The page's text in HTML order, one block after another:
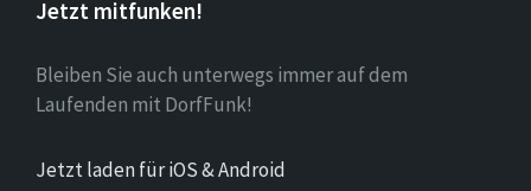
Jetzt mitfunken!
Bleiben Sie auch unterwegs immer auf dem
Laufenden mit DorfFunk!
Jetzt laden für iOS & Android